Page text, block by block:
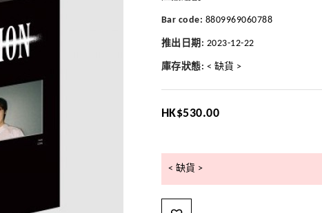
Bar code: 8809969060788
推出日期: 2023-12-22
庫存狀態: < 缺貨 >
HK$530.00
< 缺貨 >